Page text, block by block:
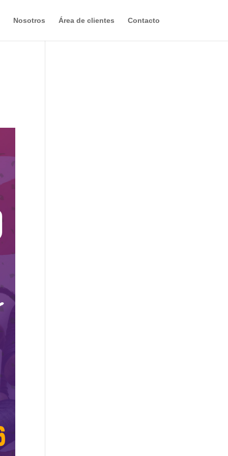
Nosotros Área de clientes Contacto